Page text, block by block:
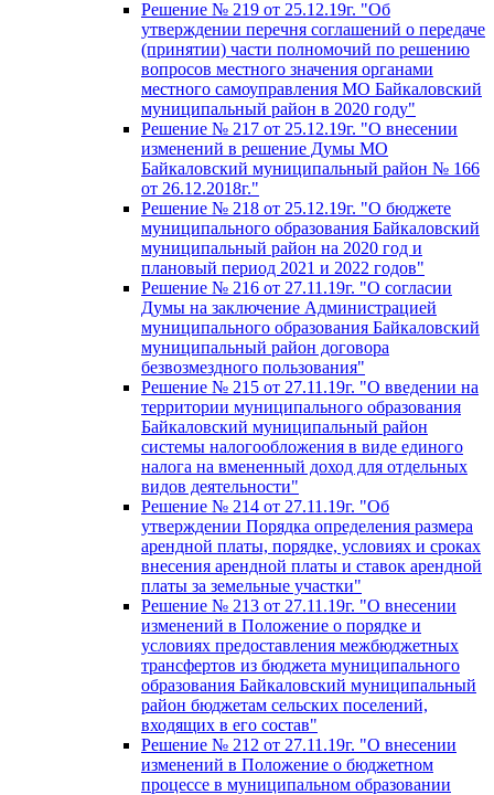
Решение № 219 от 25.12.19г. "Об
утверждении перечня соглашений о передаче
(принятии) части полномочий по решению
вопросов местного значения органами
местного самоуправления МО Байкаловский
муниципальный район в 2020 году"
Решение № 217 от 25.12.19г. "О внесении
изменений в решение Думы МО
Байкаловский муниципальный район № 166
от 26.12.2018г."
Решение № 218 от 25.12.19г. "О бюджете
муниципального образования Байкаловский
муниципальный район на 2020 год и
плановый период 2021 и 2022 годов"
Решение № 216 от 27.11.19г. "О согласии
Думы на заключение Администрацией
муниципального образования Байкаловский
муниципальный район договора
безвозмездного пользования"
Решение № 215 от 27.11.19г. "О введении на
территории муниципального образования
Байкаловский муниципальный район
системы налогообложения в виде единого
налога на вмененный доход для отдельных
видов деятельности"
Решение № 214 от 27.11.19г. "Об
утверждении Порядка определения размера
арендной платы, порядке, условиях и сроках
внесения арендной платы и ставок арендной
платы за земельные участки"
Решение № 213 от 27.11.19г. "О внесении
изменений в Положение о порядке и
условиях предоставления межбюджетных
трансфертов из бюджета муниципального
образования Байкаловский муниципальный
район бюджетам сельских поселений,
входящих в его состав"
Решение № 212 от 27.11.19г. "О внесении
изменений в Положение о бюджетном
процессе в муниципальном образовании